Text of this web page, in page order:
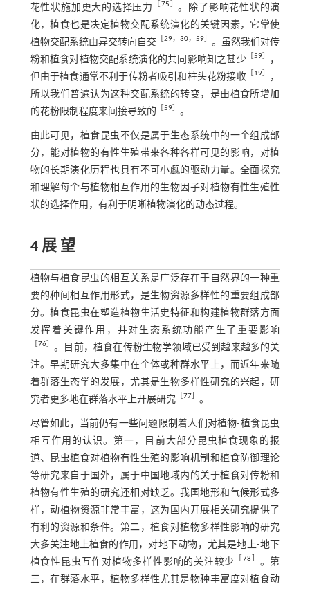
花性状施加更大的选择压力
［ 75］ 。除了影响花性状的演
化，植食也是决定植物交配系统演化的关键因素，它常使
植物交配系统由异交转向自交 ［29，30，59］ 。虽然我们对传
粉和植食对植物交配系统演化的共同影响知之甚少［59］
，
但由于植食通常不利于传粉者吸引和柱头花粉接收［19］
，
所以我们普遍认为这种交配系统的转变，是由植食所增加
的花粉限制程度来间接导致的 ［59］ 。
由此可见，植食昆虫不仅是属于生态系统中的一个组成部
分，能对植物的有性生殖带来各种各样可见的影响，对植
物的长期演化历程也具有不可小觑的驱动力量。全面探究
和理解每个与植物相互作用的生物因子对植物有性生殖性
状的选择作用，有利于明晰植物演化的动态过程。
4 展 望
植物与植食昆虫的相互关系是广泛存在于自然界的一种重
要的种间相互作用形式，是生物资源多样性的重要组成部
分。植食昆虫在塑造植物生活史特征和构建植物群落方面
发挥着关键作用，并对生态系统功能产生了重要影响
［76］ 。目前，植食在传粉生物学领域已受到越来越多的关
注。早期研究大多集中在个体或种群水平上，而近年来随
着群落生态学的发展，尤其是生物多样性研究的兴起，研
究者更多地在群落水平上开展研究 ［77］ 。
尽管如此，当前仍有一些问题限制着人们对植物⁃植食昆虫
相互作用的认识。第一，目前大部分昆虫植食现象的报
道、昆虫植食对植物有性生殖的影响机制和植食防御理论
等研究来自于国外，属于中国地域内的关于植食对传粉和
植物有性生殖的研究还相对缺乏。我国地形和气候形式多
样，动植物资源非常丰富，这为国内开展相关研究提供了
有利的资源和条件。第二，植食对植物多样性影响的研究
大多关注地上植食的作用，对地下动物，尤其是地上⁃地下
植食性昆虫互作对植物多样性影响的关注较少
［ 78］ 。第
三，在群落水平，植物多样性尤其是物种丰富度对植食动